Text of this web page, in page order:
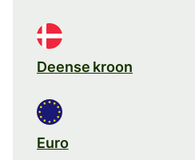
Deense kroon
Euro